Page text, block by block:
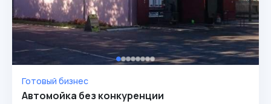
Готовый бизнес
Автомойка без конкуренции